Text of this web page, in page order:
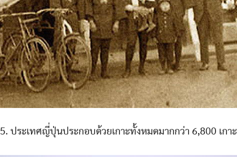
5. ประเทศญี่ปุ่นประกอบด้วยเกาะทั้งหมดมากกว่า 6,800 เกาะ